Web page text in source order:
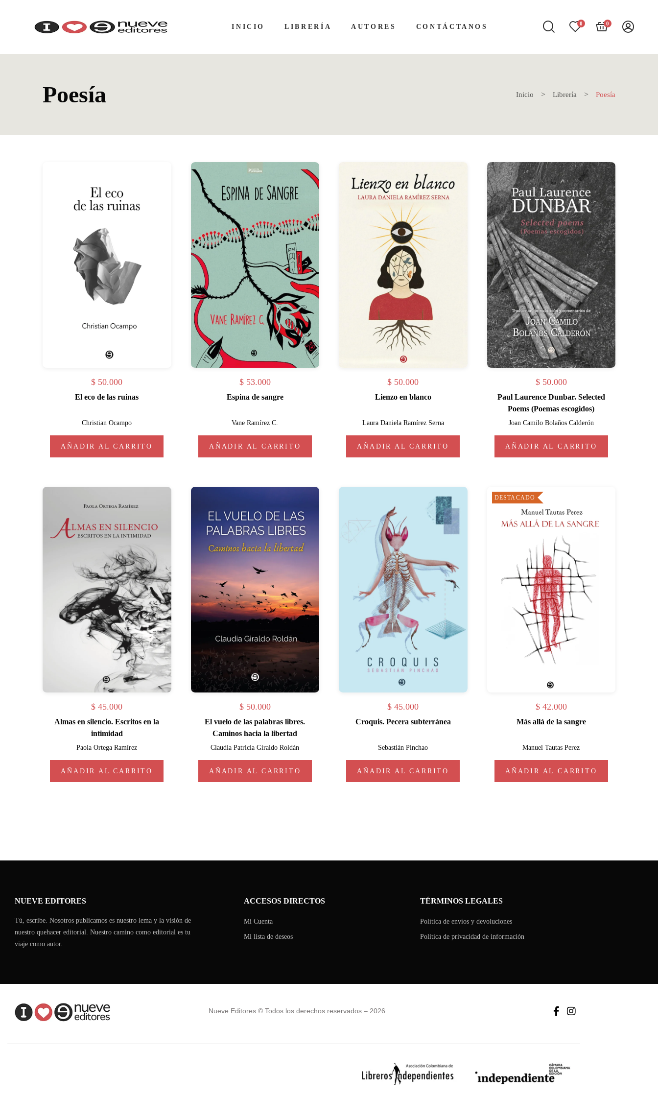
INICIO LIBRERÍA AUTORES CONTÁCTANOS 0 0
Poesía Inicio Librería Poesía
$ 50.000
El eco de las ruinas
Christian Ocampo
AÑADIR AL CARRITO
$53.000
Espina de sangre
Vane Ramírez C.
AÑADIR AL CARRITO
$ 50.000
Lienzo en blanco
Laura Daniela Ramírez Serna
AÑADIR AL CARRITO
$50.000
Paul Laurence Dunbar. Selected
Poems (Poemas escogidos)
Joan Camilo Bolaños Calderón
AÑADIR AL CARRITO
$ 45.000
Almas en silencio. Escritos en la
intimidad
Paola Ortega Ramírez
AÑADIR AL CARRITO
$50.000
El vuelo de las palabras libres.
Caminos hacia la libertad
Claudia Patricia Giraldo Roldán
AÑADIR AL CARRITO
$ 45.000
Croquis. Pecera subterránea
Sebastián Pinchao
AÑADIR AL CARRITO
DESTACADO
$42.000
Más allá de la sangre
Manuel Tautas Perez
AÑADIR AL CARRITO
NUEVE EDITORES
Tú, escribe. Nosotros publicamos es nuestro lema y la visión de
nuestro quehacer editorial. Nuestro camino como editorial es tu
viaje como autor.
ACCESOS DIRECTOS
Mi Cuenta
Mi lista de deseos
TÉRMINOS LEGALES
Política de envíos y devoluciones
Política de privacidad de información
Nueve Editores © Todos los derechos reservados – 2026